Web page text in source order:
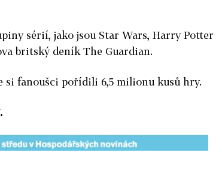
sérií, jako jsou Star Wars, Harry Potter
britský deník The Guardian.
si fanoušci pořídili 6,5 milionu kusů hry.